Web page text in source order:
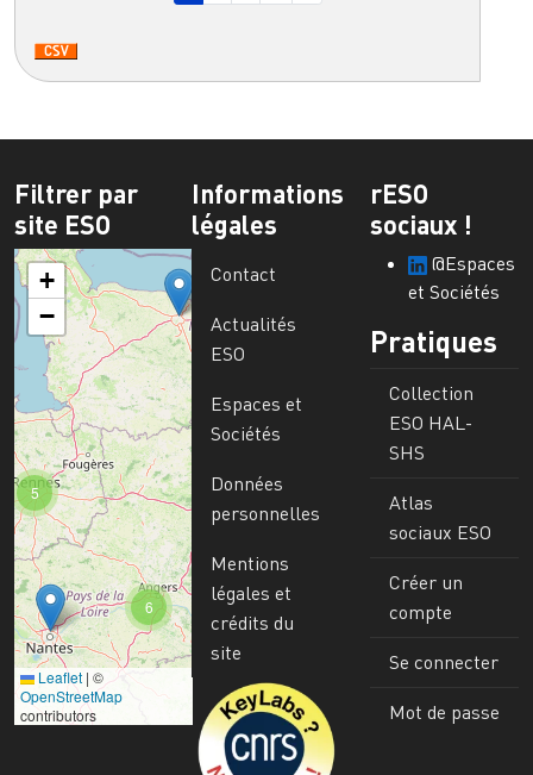
Filtrer par
site ESO
6
5
+
−
Leaflet | ©
OpenStreetMap
contributors
Informations
légales
Contact
Actualités
ESO
Espaces et
Sociétés
Données
personnelles
Mentions
légales et
crédits du
site
Image
rESO
sociaux !
@Espaces
et Sociétés
Pratiques
Collection
ESO HAL-
SHS
Atlas
sociaux ESO
Créer un
compte
Se connecter
Mot de passe